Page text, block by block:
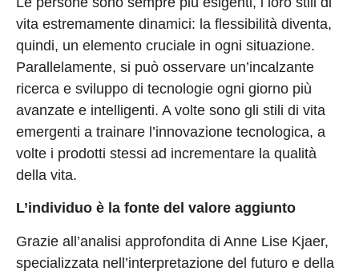
vita estremamente dinamici: la flessibilità diventa,
quindi, un elemento cruciale in ogni situazione.
Parallelamente, si può osservare un’incalzante
ricerca e sviluppo di tecnologie ogni giorno più
avanzate e intelligenti. A volte sono gli stili di vita
emergenti a trainare l’innovazione tecnologica, a
volte i prodotti stessi ad incrementare la qualità
della vita.
L’individuo è la fonte del valore aggiunto
Grazie all’analisi approfondita di Anne Lise Kjaer,
specializzata nell’interpretazione del futuro e della